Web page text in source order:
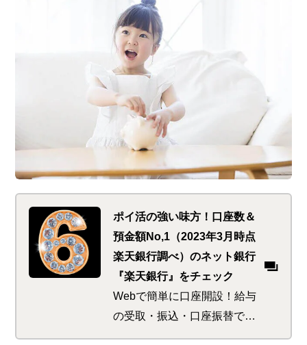
ポイ活の強い味方！口座数＆
預金額No,1（2023年3月時点
楽天銀行調べ）のネット銀行
『楽天銀行』をチェック
Webで簡単に口座開設！給与
の受取・振込・口座振替でも
ポイントが貯まる！使える！